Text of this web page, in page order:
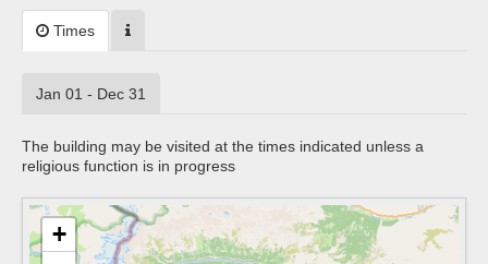
Times
Jan 01 - Dec 31
The building may be visited at the times indicated unless a
religious function is in progress
+